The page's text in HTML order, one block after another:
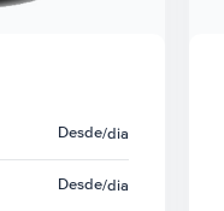
Desde/dia
Desde/dia